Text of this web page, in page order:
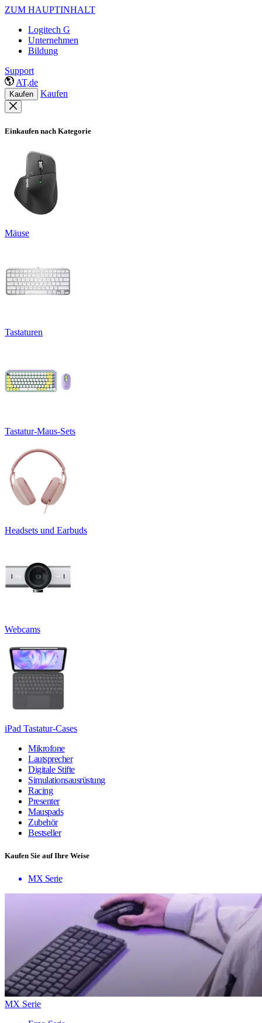
ZUM HAUPTINHALT
Logitech G
Unternehmen
Bildung
Support
AT,de
Kaufen Kaufen
Einkaufen nach Kategorie
Mäuse
Tastaturen
Tastatur-Maus-Sets
Headsets und Earbuds
Webcams
iPad Tastatur-Cases
Mikrofone
Lautsprecher
Digitale Stifte
Simulationsausrüstung
Racing
Presenter
Mauspads
Zubehör
Bestseller
Kaufen Sie auf Ihre Weise
MX Serie
MX Serie